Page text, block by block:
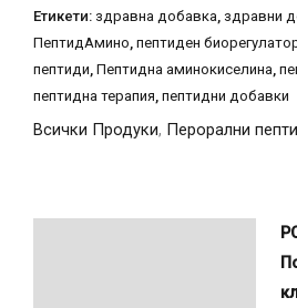
Етикети: здравна добавка, здравни
ПептидАмино, пептиден
пептиди, Пептидна аминокиселина,
пептидна терапия, пептидни добавки
Всички Продуки, Перорални